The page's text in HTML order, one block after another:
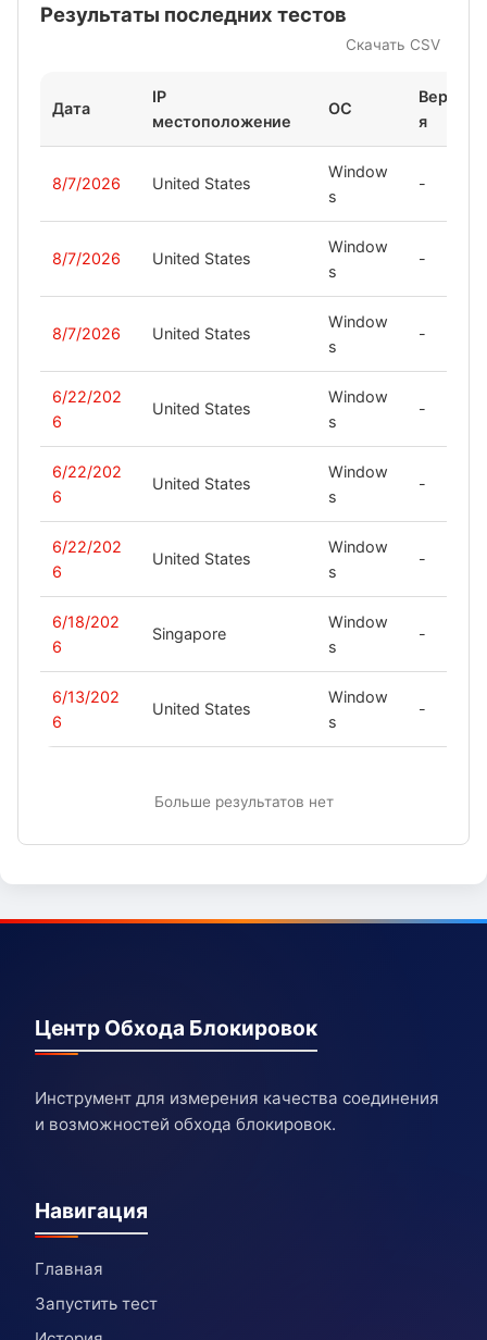
Результаты последних тестов
Скачать CSV
Дата
IP
местоположение
ОС
Верси
я
8/7/2026 United States
Window
s
-
8/7/2026 United States
Window
s
-
8/7/2026 United States
Window
s
-
6/22/202
6
United States
Window
s
-
6/22/202
6
United States
Window
s
-
6/22/202
6
United States
Window
s
-
6/18/202
6
Singapore
Window
s
-
6/13/202
6
United States
Window
s
-
Больше результатов нет
Центр Обхода Блокировок
Инструмент для измерения качества соединения
и возможностей обхода блокировок.
Навигация
Главная
Запустить тест